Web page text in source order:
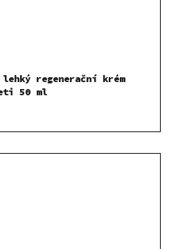
regenerační krém
50 ml